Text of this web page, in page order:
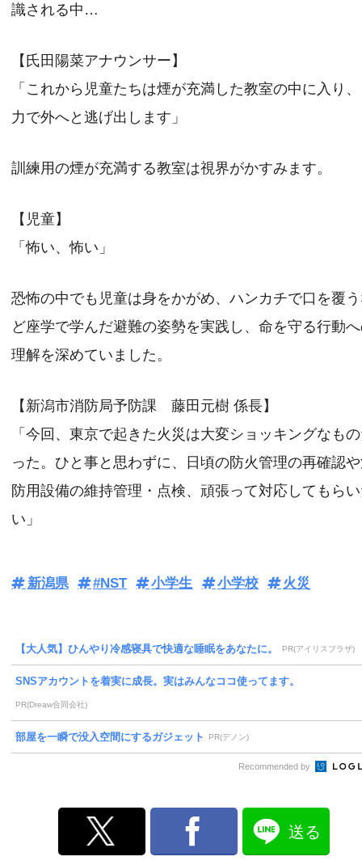
識される中…
【氏田陽菜アナウンサー】
「これから児童たちは煙が充満した教室の中に入り
力で外へと逃げ出します」
訓練用の煙が充満する教室は視界がかすみます。
【児童】
「怖い、怖い」
恐怖の中でも児童は身をかがめ、ハンカチで口を覆
ど座学で学んだ避難の姿勢を実践し、命を守る行動
理解を深めていました。
【新潟市消防局予防課 藤田元樹 係長】
「今回、東京で起きた火災は大変ショッキングなも
った。ひと事と思わずに、日頃の防火管理の再確認
防用設備の維持管理・点検、頑張って対応してもら
い」
新潟県 #NST 小学生 小学校 火災
【大人気】ひんやり冷感寝具で快適な睡眠をあなたに。 PR(アイリスプラザ)
SNSアカウントを着実に成長。実はみんなココ使ってます。
PR(Dreaw合同会社)
部屋を一瞬で没入空間にするガジェット PR(デノン)
Recommended by
送る